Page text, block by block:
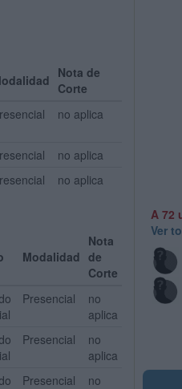
Nota de
Corte
no aplica
no aplica
no aplica
Modalidad
Nota
de
Corte
Presencial
no
aplica
Presencial
no
aplica
Presencial
no
A 72
Ver